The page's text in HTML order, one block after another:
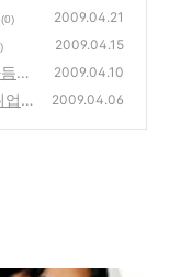
(0) 2009.04.21
2009.04.15
어
2009.04.10
전
2009.04.06